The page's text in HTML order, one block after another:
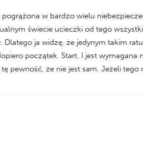
pogrążona w bardzo wielu
świecie ucieczki od tego
Dlatego ja widzę, że jedynym takim
początek. Start. I jest wymagana
pewność, że nie jest sam. Jeżeli